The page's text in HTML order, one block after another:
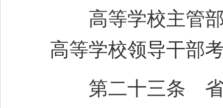
高等学校主管部
高等学校领导干部
第二十三条 省